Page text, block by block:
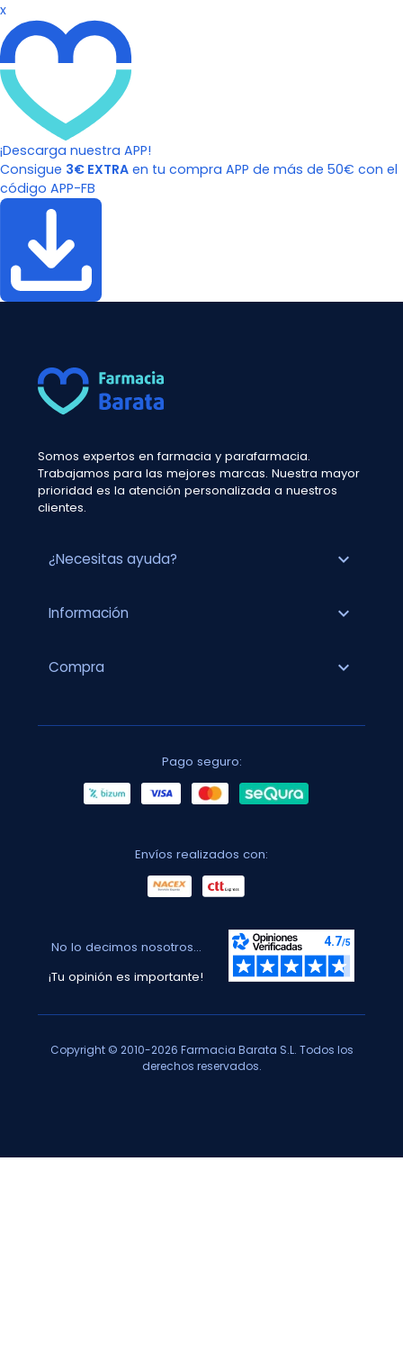
x
¡Descarga nuestra APP!
Consigue 3€ EXTRA en tu compra APP de más de 50€ con el
código APP-FB
Somos expertos en farmacia y parafarmacia.
Trabajamos para las mejores marcas. Nuestra mayor
prioridad es la atención personalizada a nuestros
clientes.
¿Necesitas ayuda? expand_more
Información expand_more
Compra expand_more
Pago seguro:
Envíos realizados con:
No lo decimos nosotros...
¡Tu opinión es importante!
Copyright © 2010-2026 Farmacia Barata S.L. Todos los
derechos reservados.